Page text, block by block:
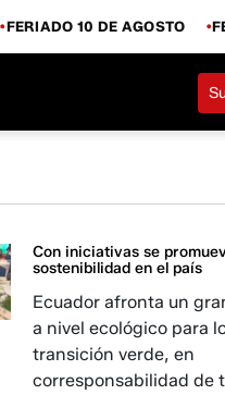
FERIADO 10 DE AGOSTO
Con iniciativas se
sostenibilidad en el país
Ecuador afronta un
a nivel ecológico para
transición verde, en
corresponsabilidad de